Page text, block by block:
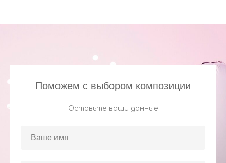
Поможем с выбором композиции
Оставьте ваши данные